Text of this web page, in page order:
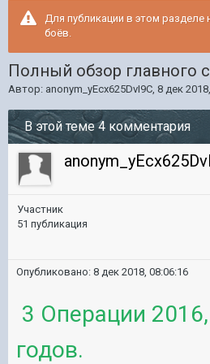
Для публикации в этом разделе
боёв.
Полный обзор главного
Автор: anonym_yEcx625DvI9C, 8 дек
В этой теме 4 комментария
Участник
51 публикация
Опубликовано: 8 дек 2018, 08:06:16
3 Операции
годов.